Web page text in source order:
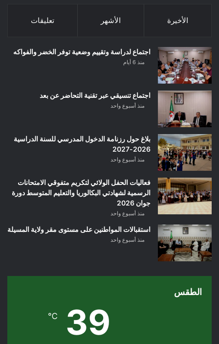
الأخيرة الأشهر تعليقات
اجتماع لدراسة وتقييم وضعية توفر الخضر والفواكه
منذ 6 أيام
اجتماع تنسيقي عبر تقنية التحاضر عن بعد
منذ أسبوع واحد
بلاغ حول رزنامة الدخول المدرسي للسنة الدراسية
2026-2027
منذ أسبوع واحد
فعاليات الحفل الولائي لتكريم متفوقي الامتحانات
الرسمية لشهادتي البكالوريا والتعليم المتوسط دورة
جوان 2026
منذ أسبوع واحد
استقبالات المواطنين على مستوى مقر ولاية المسيلة
منذ أسبوع واحد
الطقس
39
℃